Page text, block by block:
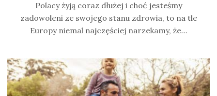
Polacy żyją coraz dłużej i choć jesteśmy
zadowoleni ze swojego stanu zdrowia, to na tle
Europy niemal najczęściej narzekamy, że…